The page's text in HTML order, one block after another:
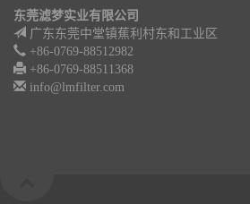
东莞滤梦实业有限公司
广东东莞中堂镇蕉利村东和工业区
+86-0769-88512982
+86-0769-88511368
info@lmfilter.com